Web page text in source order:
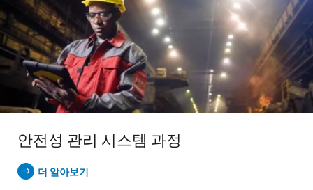
안전성 관리 시스템 과정
더 알아보기